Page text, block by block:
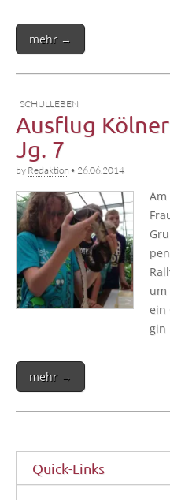
mehr →
SCHULLEBEN
Ausflug
Jg. 7
by Redaktion • 26.06.2014
Am
um
ein
gin
mehr →
Quick-Links